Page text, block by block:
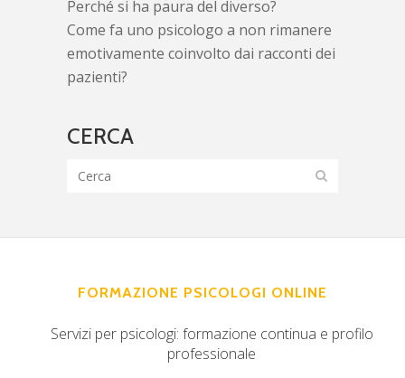
Perché si ha paura del diverso?
Come fa uno psicologo a non rimanere
emotivamente coinvolto dai racconti dei
pazienti?
CERCA
FORMAZIONE PSICOLOGI ONLINE
Servizi per psicologi: formazione continua e profilo
professionale